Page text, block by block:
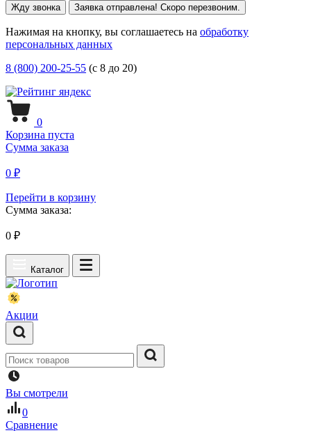
Жду звонка Заявка отправлена! Скоро перезвоним.
Нажимая на кнопку, вы соглашаетесь на обработку
персональных данных
8 (800) 200-25-55 (с 8 до 20)
0
Корзина пуста
Сумма заказа
0 ₽
Перейти в корзину
Сумма заказа:
0 ₽
Каталог
Акции
Вы смотрели
0
Сравнение